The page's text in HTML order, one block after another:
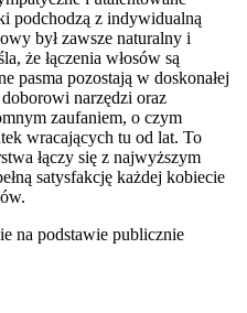
podchodzą z indywidualną
był zawsze naturalny i
że łączenia włosów są
pasma pozostają w doskonałej
narzędzi oraz
zaufaniem, o czym
wracających tu od lat. To
łączy się z najwyższym
satysfakcję każdej kobiecie
na podstawie publicznie